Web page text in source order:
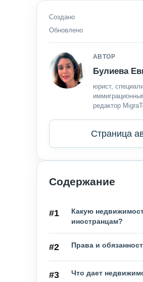
Создано
Обновлено
АВТОР
Булиева
юрист,
редактор
Страница
Содержание
#1
Какую
иностранцам?
#2 Права и
#3 Что дает